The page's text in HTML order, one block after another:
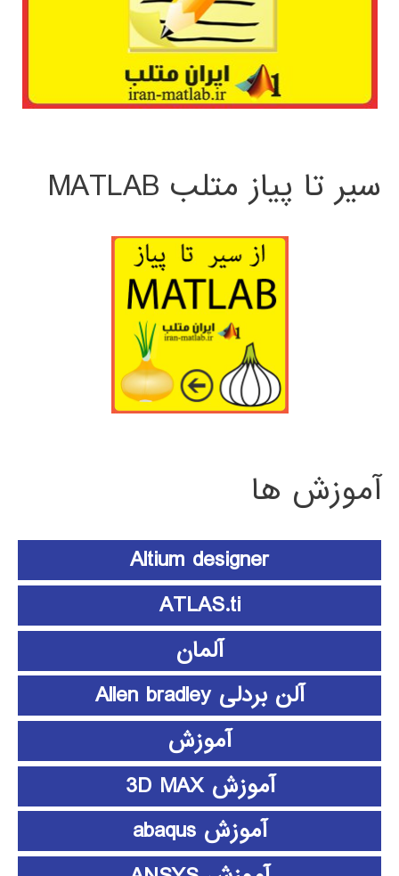
سیر تا پیاز متلب MATLAB
آموزش ها
Altium designer
ATLAS.ti
آلمان
آلن بردلی Allen bradley
آموزش
آموزش 3D MAX
آموزش abaqus